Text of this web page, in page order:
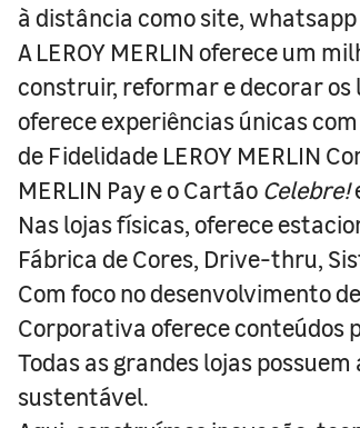
à distância como site, whatsapp
A LEROY MERLIN oferece um
construir, reformar e decorar os
oferece experiências únicas
de Fidelidade LEROY MERLIN
MERLIN Pay e o Cartão Celebre!
Nas lojas físicas, oferece
Fábrica de Cores, Drive-thru,
Com foco no desenvolvimento
Corporativa oferece conteúdos
Todas as grandes lojas
sustentável.